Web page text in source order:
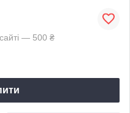
— 500 ₴